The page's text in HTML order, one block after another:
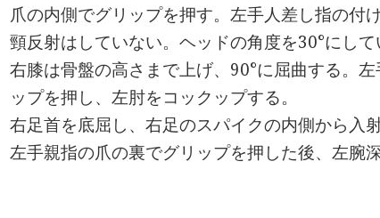
爪の内側でグリップを押す。左手人差し指の付
頸反射はしていない。ヘッドの角度を30°にして
右膝は骨盤の高さまで上げ、90°に屈曲する。
ップを押し、左肘をコックップする。
右足首を底屈し、右足のスパイクの内側から入射
左手親指の爪の裏でグリップを押した後、左腕